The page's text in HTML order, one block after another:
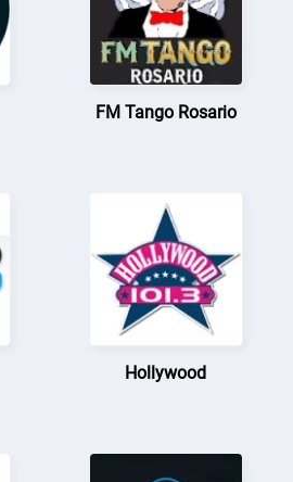
FM Tango Rosario
Hollywood